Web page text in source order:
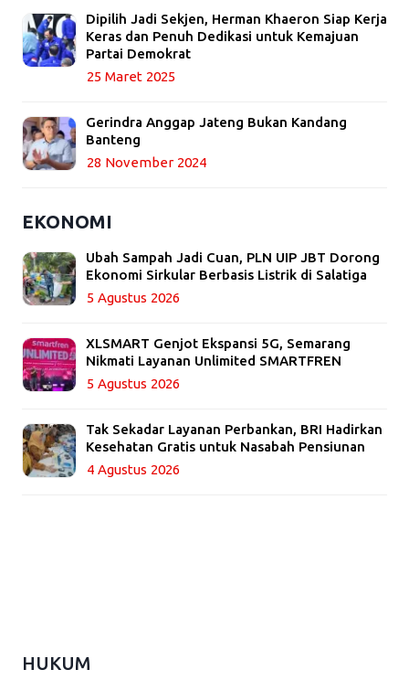
Dipilih Jadi Sekjen, Herman Khaeron Siap Kerja
Keras dan Penuh Dedikasi untuk Kemajuan
Partai Demokrat
25 Maret 2025
Gerindra Anggap Jateng Bukan Kandang
Banteng
28 November 2024
EKONOMI
Ubah Sampah Jadi Cuan, PLN UIP JBT Dorong
Ekonomi Sirkular Berbasis Listrik di Salatiga
5 Agustus 2026
XLSMART Genjot Ekspansi 5G, Semarang
Nikmati Layanan Unlimited SMARTFREN
5 Agustus 2026
Tak Sekadar Layanan Perbankan, BRI Hadirkan
Kesehatan Gratis untuk Nasabah Pensiunan
4 Agustus 2026
HUKUM